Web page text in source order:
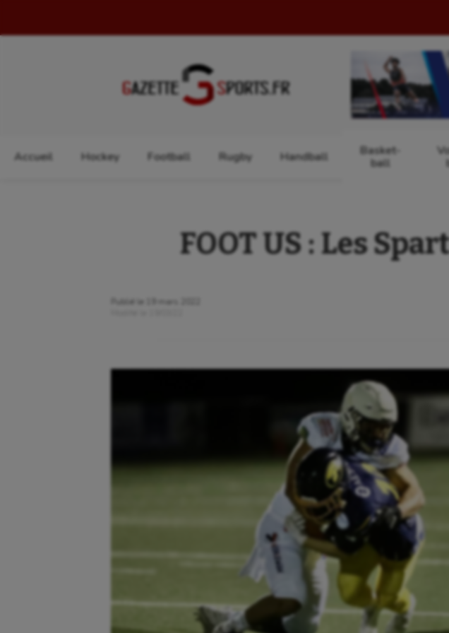
Accueil Hockey Football Rugby Handball
Basket-
ball
FOOT US : Les
Publié le
19 mars 2022